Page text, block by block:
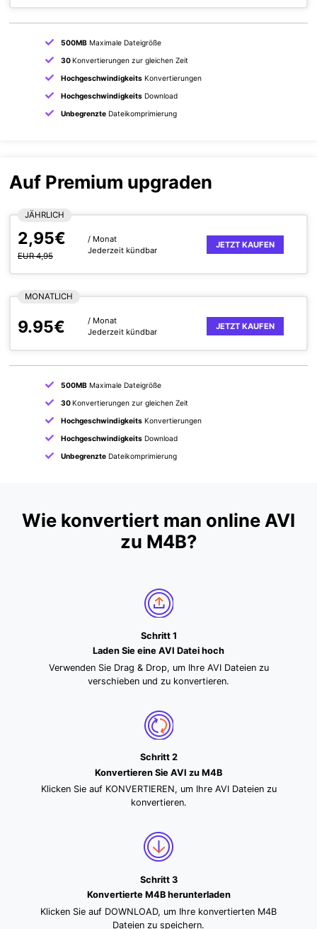
500MBMaximale Dateigröße
30 Konvertierungen zur gleichen Zeit
HochgeschwindigkeitsKonvertierungen
HochgeschwindigkeitsDownload
UnbegrenzteDateikomprimierung
Auf Premium upgraden
JÄHRLICH
2,95€
EUR 4,95
/ Monat
Jederzeit kündbar
JETZT KAUFEN
MONATLICH
9.95€
/ Monat
Jederzeit kündbar
JETZT KAUFEN
500MBMaximale Dateigröße
30Konvertierungen zur gleichen Zeit
HochgeschwindigkeitsKonvertierungen
HochgeschwindigkeitsDownload
UnbegrenzteDateikomprimierung
Wie konvertiert man online AVI
zu M4B?
Schritt 1
Laden Sie eine AVI Datei hoch
Verwenden Sie Drag & Drop, um Ihre AVI Dateien zu
verschieben und zu konvertieren.
Schritt 2
Konvertieren Sie AVI zu M4B
Klicken Sie auf KONVERTIEREN, um Ihre AVI Dateien zu
konvertieren.
Schritt 3
Konvertierte M4B herunterladen
Klicken Sie auf DOWNLOAD, um Ihre konvertierten M4B
Dateien zu speichern.